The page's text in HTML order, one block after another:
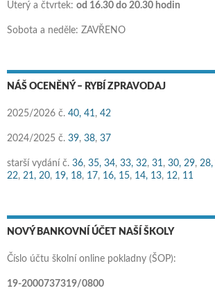
Úterý a čtvrtek: od 16.30 do 20.30 hodin
Sobota a neděle: ZAVŘENO
NÁŠ OCENĚNÝ – RYBÍ ZPRAVODAJ
2025/2026 č. 40, 41, 42
2024/2025 č. 39, 38, 37
starší vydání č. 36, 35, 34, 33, 32, 31, 30, 29, 28,
22, 21, 20, 19, 18, 17, 16, 15, 14, 13, 12, 11
NOVÝ BANKOVNÍ ÚČET NAŠÍ ŠKOLY
Číslo účtu školní online pokladny (ŠOP):
19-2000737319/0800